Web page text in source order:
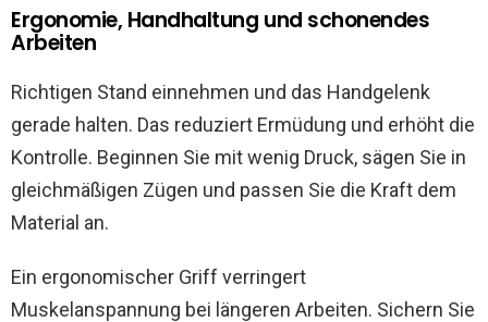
Ergonomie, Handhaltung und schonendes
Arbeiten
Richtigen Stand einnehmen und das Handgelenk
gerade halten. Das reduziert Ermüdung und erhöht die
Kontrolle. Beginnen Sie mit wenig Druck, sägen Sie in
gleichmäßigen Zügen und passen Sie die Kraft dem
Material an.
Ein ergonomischer Griff verringert
Muskelanspannung bei längeren Arbeiten. Sichern Sie